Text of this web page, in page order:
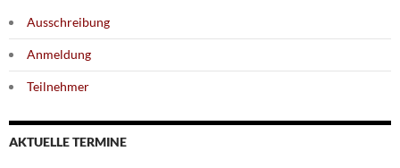
Ausschreibung
Anmeldung
Teilnehmer
AKTUELLE TERMINE